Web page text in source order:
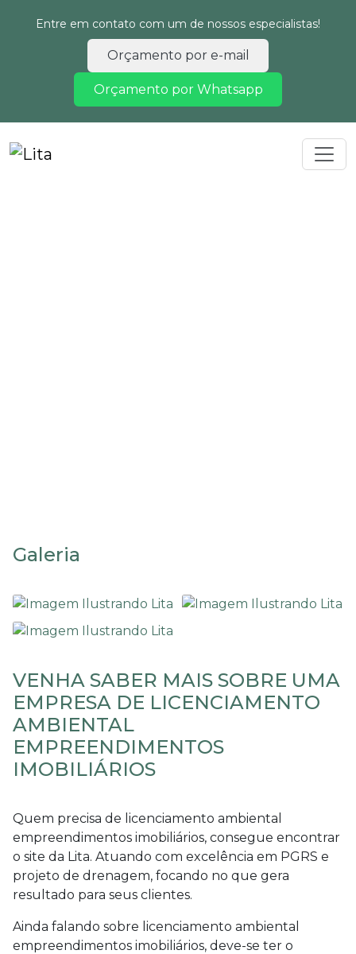
Entre em contato com um de nossos especialistas!
Orçamento por e-mail
Orçamento por Whatsapp
Galeria
VENHA SABER MAIS SOBRE UMA
EMPRESA DE LICENCIAMENTO
AMBIENTAL
EMPREENDIMENTOS
IMOBILIÁRIOS
Quem precisa de licenciamento ambiental
empreendimentos imobiliários, consegue encontrar
o site da Lita. Atuando com excelência em PGRS e
projeto de drenagem, focando no que gera
resultado para seus clientes.
Ainda falando sobre licenciamento ambiental
empreendimentos imobiliários, deve-se ter o